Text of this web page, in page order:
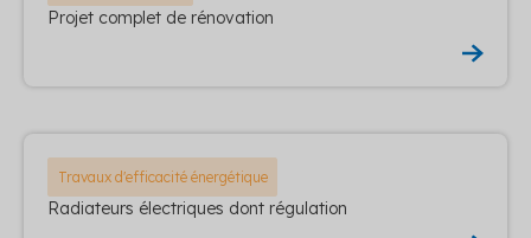
Projet complet de rénovation
Travaux d'efficacité énergétique
Radiateurs électriques dont régulation